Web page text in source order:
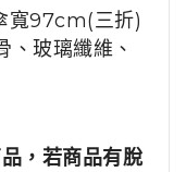
寬97cm(三折)
玻璃纖維、
，若商品有脫